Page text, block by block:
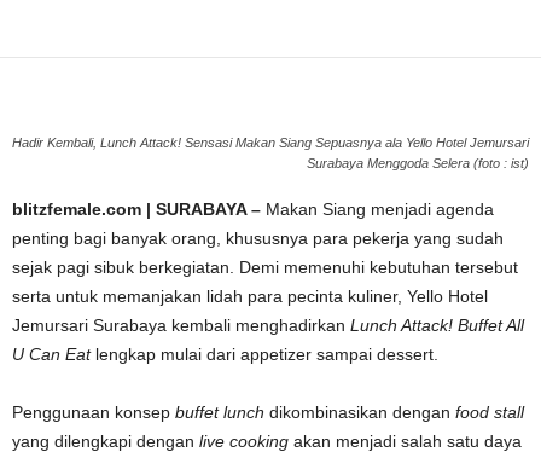
Hadir Kembali, Lunch Attack! Sensasi Makan Siang Sepuasnya ala Yello Hotel Jemursari
Surabaya Menggoda Selera (foto : ist)
blitzfemale.com | SURABAYA – Makan Siang menjadi agenda
penting bagi banyak orang, khususnya para pekerja yang sudah
sejak pagi sibuk berkegiatan. Demi memenuhi kebutuhan tersebut
serta untuk memanjakan lidah para pecinta kuliner, Yello Hotel
Jemursari Surabaya kembali menghadirkan Lunch Attack! Buffet All
U Can Eatlengkap mulai dari appetizer sampai dessert.
Penggunaan konsep buffet lunch dikombinasikan dengan food stall
yang dilengkapi dengan live cooking akan menjadi salah satu daya